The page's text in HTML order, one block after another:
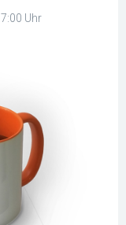
Uhr